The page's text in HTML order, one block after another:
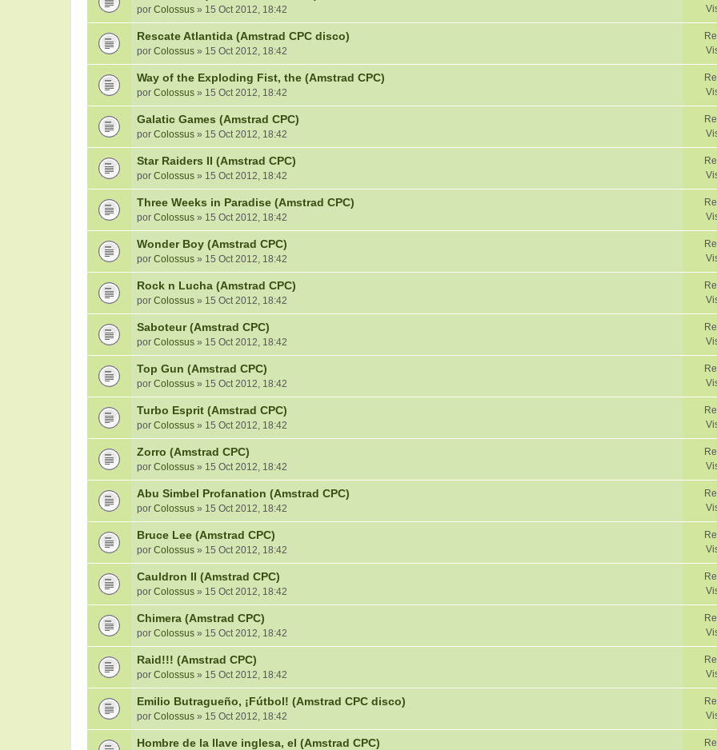
por Colossus » 15 Oct 2012, 18:42
Rescate Atlantida (Amstrad CPC disco)
por Colossus » 15 Oct 2012, 18:42
Way of the Exploding Fist, the (Amstrad CPC)
por Colossus » 15 Oct 2012, 18:42
Galatic Games (Amstrad CPC)
por Colossus » 15 Oct 2012, 18:42
Star Raiders II (Amstrad CPC)
por Colossus » 15 Oct 2012, 18:42
Three Weeks in Paradise (Amstrad CPC)
por Colossus » 15 Oct 2012, 18:42
Wonder Boy (Amstrad CPC)
por Colossus » 15 Oct 2012, 18:42
Rock n Lucha (Amstrad CPC)
por Colossus » 15 Oct 2012, 18:42
Saboteur (Amstrad CPC)
por Colossus » 15 Oct 2012, 18:42
Top Gun (Amstrad CPC)
por Colossus » 15 Oct 2012, 18:42
Turbo Esprit (Amstrad CPC)
por Colossus » 15 Oct 2012, 18:42
Zorro (Amstrad CPC)
por Colossus » 15 Oct 2012, 18:42
Abu Simbel Profanation (Amstrad CPC)
por Colossus » 15 Oct 2012, 18:42
Bruce Lee (Amstrad CPC)
por Colossus » 15 Oct 2012, 18:42
Cauldron II (Amstrad CPC)
por Colossus » 15 Oct 2012, 18:42
Chimera (Amstrad CPC)
por Colossus » 15 Oct 2012, 18:42
Raid!!! (Amstrad CPC)
por Colossus » 15 Oct 2012, 18:42
Emilio Butragueño, ¡Fútbol! (Amstrad CPC disco)
por Colossus » 15 Oct 2012, 18:42
Hombre de la llave inglesa, el (Amstrad CPC)